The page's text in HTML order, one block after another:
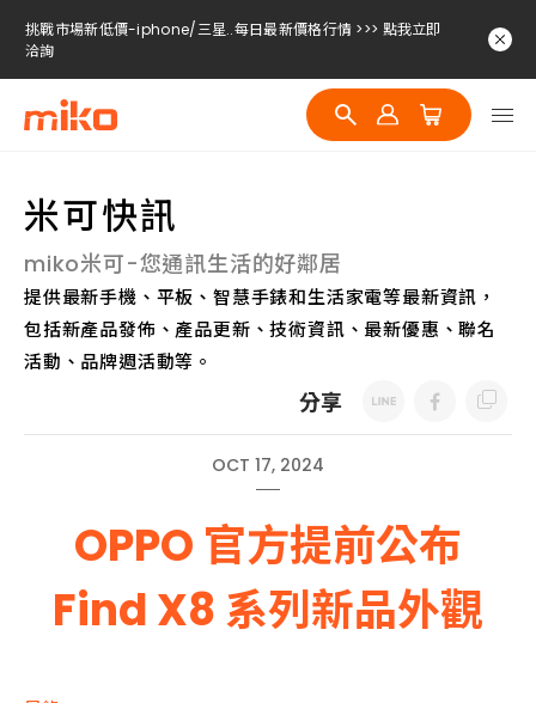
挑戰市場新低價-iphone/三星..每日最新價格行情 >>> 點我立即
洽詢
挑戰市場新低價-iphone/三星..每日最新價格行情 >>> 點我立即
洽詢
挑戰市場新低價-iphone/三星..每日最新價格行情 >>> 點我立即
米可快訊
miko米可-您通訊生活的好鄰居
提供最新手機、平板、智慧手錶和生活家電等最新資訊，
包括新產品發佈、產品更新、技術資訊、最新優惠、聯名
活動、品牌週活動等。
分享
OCT 17, 2024
OPPO 官方提前公布
Find X8 系列新品外觀